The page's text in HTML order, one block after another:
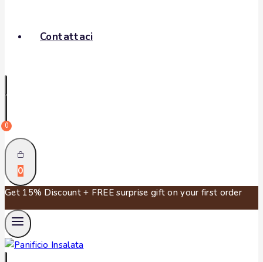
Contattaci
0
0
Get 15% Discount + FREE surprise gift on your first order